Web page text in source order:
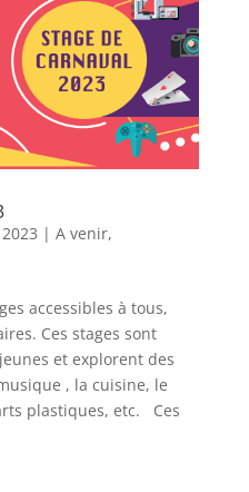
| A venir,
accessibles à tous,
Ces stages sont
et explorent des
, la cuisine, le
plastiques, etc. Ces